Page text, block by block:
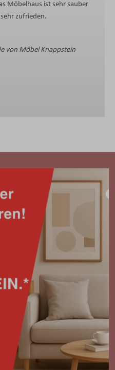
Möbelhaus ist sehr sauber
zufrieden.
von Möbel Knappstein